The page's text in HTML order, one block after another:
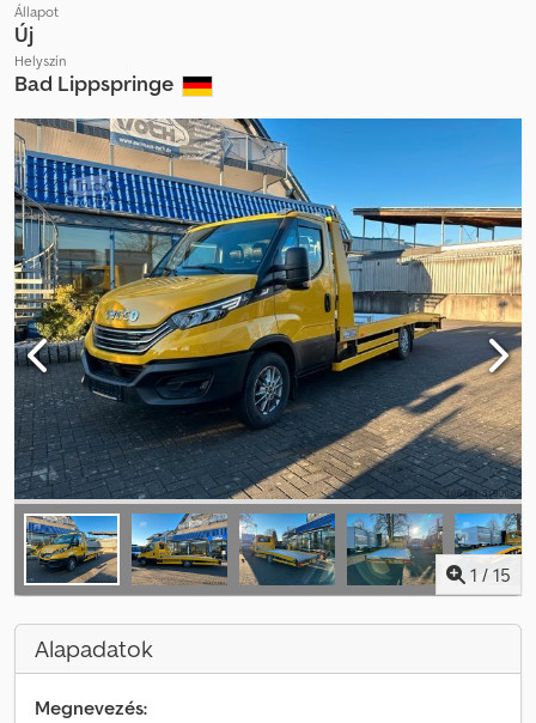
Állapot
Új
Helyszín
Bad Lippspringe
1 / 15
Alapadatok
Megnevezés: